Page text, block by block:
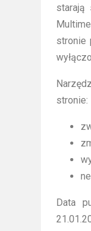
starają
stronie
stronie:
Data